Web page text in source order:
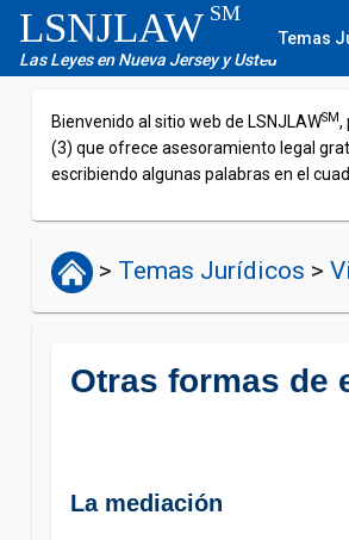
LSNJLAW SM
Las Leyes en Nueva Jersey y Usted
Temas
Bienvenido al sitio web de LSNJLAWSM,
(3) que ofrece asesoramiento legal
escribiendo algunas palabras en el
> Temas Jurídicos >
Otras formas de
La mediación